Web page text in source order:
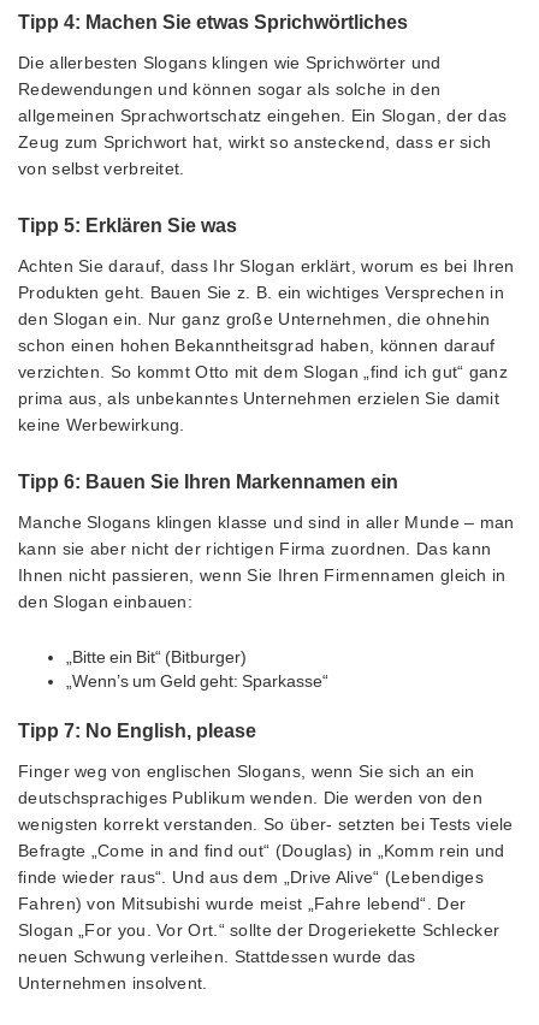
Tipp 4: Machen Sie etwas Sprichwörtliches
Die allerbesten Slogans klingen wie Sprichwörter und
Redewendungen und können sogar als solche in den
allgemeinen Sprachwortschatz eingehen. Ein Slogan, der das
Zeug zum Sprichwort hat, wirkt so ansteckend, dass er sich
von selbst verbreitet.
Tipp 5: Erklären Sie was
Achten Sie darauf, dass Ihr Slogan erklärt, worum es bei Ihren
Produkten geht. Bauen Sie z. B. ein wichtiges Versprechen in
den Slogan ein. Nur ganz große Unternehmen, die ohnehin
schon einen hohen Bekanntheitsgrad haben, können darauf
verzichten. So kommt Otto mit dem Slogan „find ich gut“ ganz
prima aus, als unbekanntes Unternehmen erzielen Sie damit
keine Werbewirkung.
Tipp 6: Bauen Sie Ihren Markennamen ein
Manche Slogans klingen klasse und sind in aller Munde – man
kann sie aber nicht der richtigen Firma zuordnen. Das kann
Ihnen nicht passieren, wenn Sie Ihren Firmennamen gleich in
den Slogan einbauen:
„Bitte ein Bit“ (Bitburger)
„Wenn’s um Geld geht: Sparkasse“
Tipp 7: No English, please
Finger weg von englischen Slogans, wenn Sie sich an ein
deutschsprachiges Publikum wenden. Die werden von den
wenigsten korrekt verstanden. So über- setzten bei Tests viele
Befragte „Come in and find out“ (Douglas) in „Komm rein und
finde wieder raus“. Und aus dem „Drive Alive“ (Lebendiges
Fahren) von Mitsubishi wurde meist „Fahre lebend“. Der
Slogan „For you. Vor Ort.“ sollte der Drogeriekette Schlecker
neuen Schwung verleihen. Stattdessen wurde das
Unternehmen insolvent.